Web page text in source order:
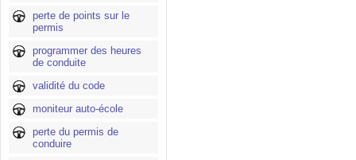
perte de points sur le
permis
programmer des heures
de conduite
validité du code
moniteur auto-école
perte du permis de
conduire